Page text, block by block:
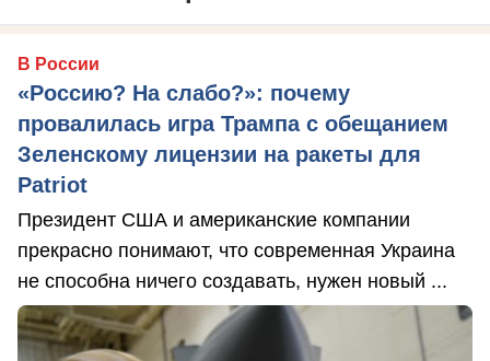
В России
«Россию? На слабо?»: почему
провалилась игра Трампа с обещанием
Зеленскому лицензии на ракеты для
Patriot
Президент США и американские компании
прекрасно понимают, что современная Украина
не способна ничего создавать, нужен новый ...